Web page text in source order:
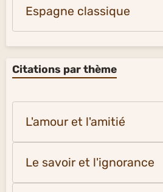
Espagne classique
Citations par thème
L'amour et l'amitié
Le savoir et l'ignorance